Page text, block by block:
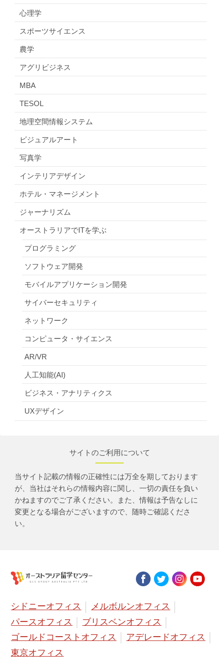
心理学
スポーツサイエンス
農学
アグリビジネス
MBA
TESOL
地理空間情報システム
ビジュアルアート
写真学
インテリアデザイン
ホテル・マネージメント
ジャーナリズム
オーストラリアでITを学ぶ
プログラミング
ソフトウェア開発
モバイルアプリケーション開発
サイバーセキュリティ
ネットワーク
コンピュータ・サイエンス
AR/VR
人工知能(AI)
ビジネス・アナリティクス
UXデザイン
サイトのご利用について
当サイト記載の情報の正確性には万全を期しております
が、当社はそれらの情報内容に関し、一切の責任を負い
かねますのでご了承ください。また、情報は予告なしに
変更となる場合がございますので、随時ご確認くださ
い。
シドニーオフィス
メルボルンオフィス
パースオフィス
ブリスベンオフィス
ゴールドコーストオフィス
アデレードオフィス
東京オフィス